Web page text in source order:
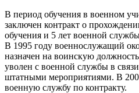
В период обучения в военном
заключен контракт о
обучения и 5 лет военной
В 1995 году военнослужащий
назначен на воинскую
уволен с военной службы в
штатными мероприятиями. В
военную службу по контракту.